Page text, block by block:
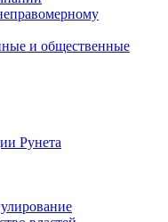
и общественные
Рунета